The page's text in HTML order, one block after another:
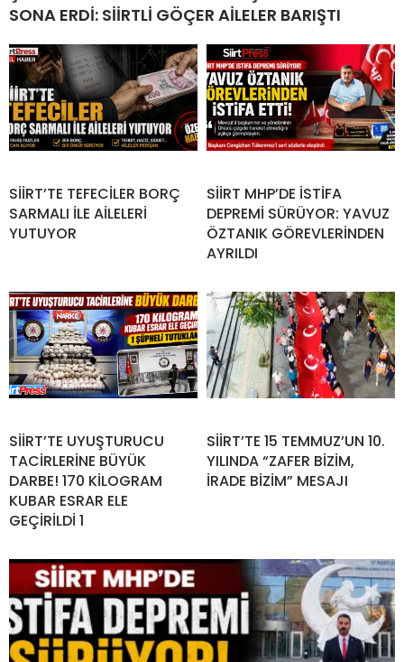
SONA ERDİ: SİİRTLİ GÖÇER AİLELER BARIŞTI
SİİRT’TE TEFECİLER BORÇ
SARMALI İLE AİLELERİ
YUTUYOR
SİİRT MHP’DE İSTİFA
DEPREMİ SÜRÜYOR: YAVUZ
ÖZTANIK GÖREVLERİNDEN
AYRILDI
SİİRT’TE UYUŞTURUCU
TACİRLERİNE BÜYÜK
DARBE! 170 KİLOGRAM
KUBAR ESRAR ELE
GEÇİRİLDİ 1
SİİRT’TE 15 TEMMUZ’UN 10.
YILINDA “ZAFER BİZİM,
İRADE BİZİM” MESAJI